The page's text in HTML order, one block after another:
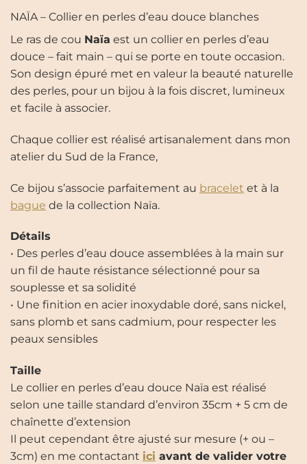
NAÏA – Collier en perles d’eau douce blanches
Le ras de cou Naïa est un collier en perles d’eau
douce – fait main – qui se porte en toute occasion.
Son design épuré met en valeur la beauté naturelle
des perles, pour un bijou à la fois discret, lumineux
et facile à associer.
Chaque collier est réalisé artisanalement dans mon
atelier du Sud de la France,
Ce bijou s’associe parfaitement au bracelet et à la
bague de la collection Naïa.
Détails
• Des perles d’eau douce assemblées à la main sur
un fil de haute résistance sélectionné pour sa
souplesse et sa solidité
• Une finition en acier inoxydable doré, sans nickel,
sans plomb et sans cadmium, pour respecter les
peaux sensibles
Taille
Le collier en perles d’eau douce Naïa est réalisé
selon une taille standard d’environ 35cm + 5 cm de
chaînette d’extension
Il peut cependant être ajusté sur mesure (+ ou –
3cm) en me contactant ici avant de valider votre